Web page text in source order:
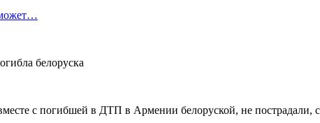
с погибшей в ДТП в Армении белоруской, не пострадали,